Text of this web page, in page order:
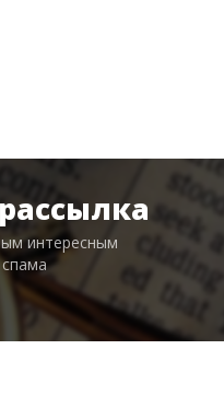
интересным